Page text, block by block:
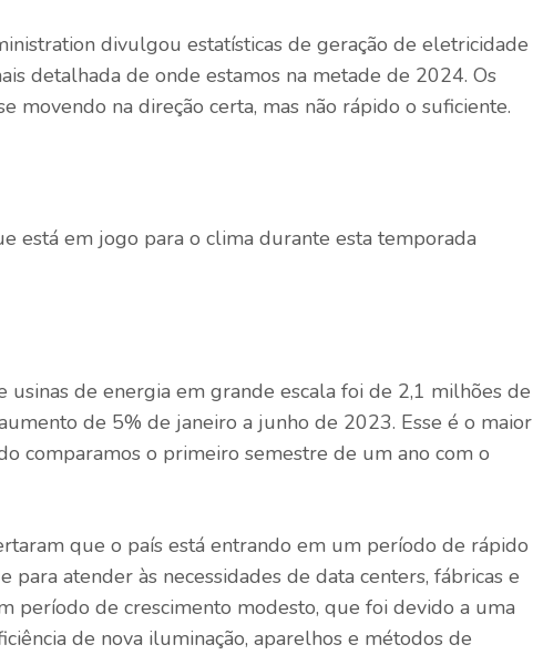
divulgou estatísticas de geração de eletricidade
detalhada de onde estamos na metade de 2024. Os
movendo na direção certa, mas não rápido o suficiente.
está em jogo para o clima durante esta temporada
usinas de energia em grande escala foi de 2,1 milhões de
de 5% de janeiro a junho de 2023. Esse é o maior
comparamos o primeiro semestre de um ano com o
que o país está entrando em um período de rápido
atender às necessidades de data centers, fábricas e
período de crescimento modesto, que foi devido a uma
de nova iluminação, aparelhos e métodos de